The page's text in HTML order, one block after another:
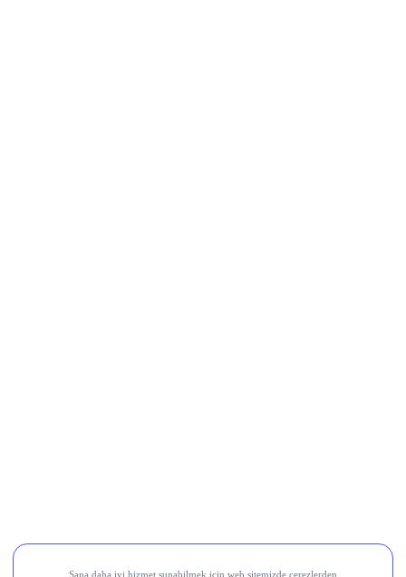
Teknik Analiz Nedir?